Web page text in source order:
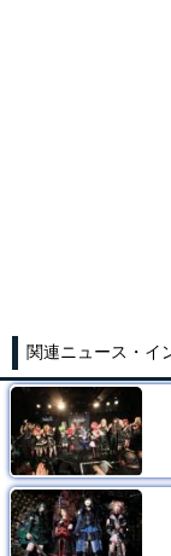
関連ニュース・イ